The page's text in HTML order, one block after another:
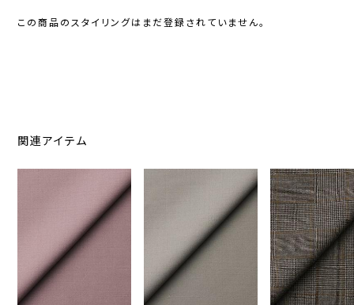
この商品のスタイリングはまだ登録されていません。
関連アイテム